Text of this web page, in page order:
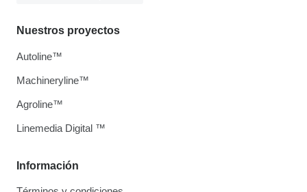
Información
Nuestros proyectos
Autoline™
Machineryline™
Agroline™
Linemedia Digital ™